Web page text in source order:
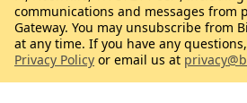
communications and messages from
Gateway. You may unsubscribe from
at any time. If you have any
Privacy Policy or email us at